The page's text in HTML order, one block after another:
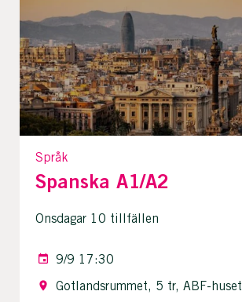
Språk
Spanska A1/A2
Onsdagar 10 tillfällen
9/9 17:30
Gotlandsrummet, 5 tr, ABF-huset